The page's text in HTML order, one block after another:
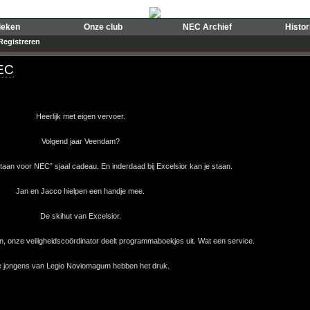
Onze club NEC Archief
Heerlijk met eigen vervoer.
Volgend jaar Veendam?
voor NEC” sjaal cadeau. En inderdaad bij Excelsior kan je staan.
Jan en Jacco hielpen een handje mee.
De skihut van Excelsior.
onze veiligheidscoördinator deelt programmaboekjes uit. Wat een service.
jongens van Legio Noviomagum hebben het druk.